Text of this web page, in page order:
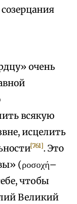
очень
всякую
исцелить
[761]. Это
(ροσοχή–
чтобы
Великий